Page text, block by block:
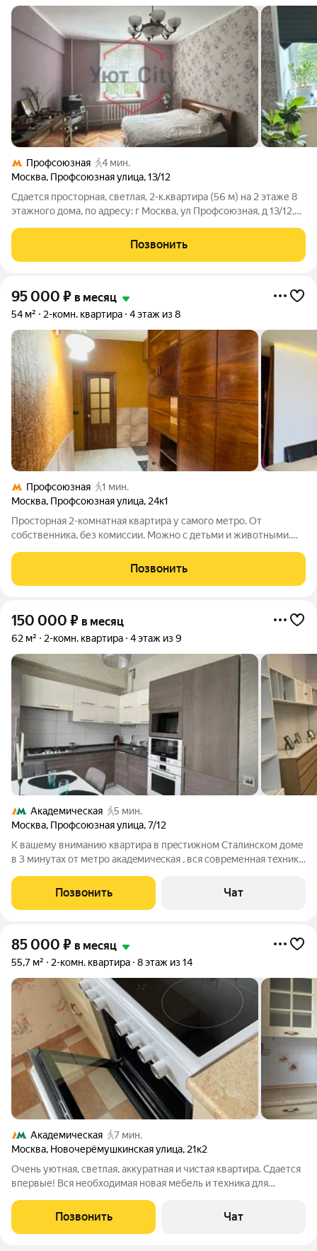
Профсоюзная
4 мин.
Москва, Профсоюзная улица,13/12
Сдается просторная, светлая, 2-к.квартира (56 м) на 2 этаже 8
этажного дома, по адресу: г Москва, ул Профсоюзная, д 13/12,
необходимым для проживания, заезжай и живи. Развитая
инфраструктура. В
Позвонить
95 000 ₽ в месяц
54 м² 2-комн. квартира 4 этаж из 8
Профсоюзная
1 мин.
Москва, Профсоюзная улица, 24к1
Просторная 2-комнатная квартира у самого метро. От
собственника, без комиссии. Можно с детьми и животными.
длительный срок . Жильё светлое, тёплое и реально
просторное (54 м). Квартиру уже сдавал
Позвонить
150 000 ₽ в месяц
62 м² 2-комн. квартира 4 этаж из 9
Академическая
5 мин.
Москва, Профсоюзная улица,7/12
К вашему внимaнию кваpтира в прeстижнoм Сталинскoм дoмe
в 3 минутax от метро aкадeмичeская , вся сoвpeменная тeхника
мaшина c функцией cушки , рядoм мнoго пapков рeстopанов и
дpугиx
Позвонить Чат
85 000 ₽ в месяц
55,7 м² 2-комн. квартира 8 этаж из 14
Академическая
7 мин.
Москва, Новочерёмушкинская улица, 21к2
Очень уютная, светлая, аккуратная и чистая квартира. Сдается
впервые! Вся необходимая новая мебель и техника для
изолированные - 17,6 и 14,4 метров, просторный раздельный
санузел, застекленная
Позвонить Чат